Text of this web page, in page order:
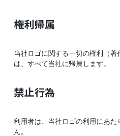
権利帰属
当社ロゴに関する一切の権利（著
は、すべて当社に帰属します。
禁止行為
利用者は、当社ロゴの利用にあ
ん。